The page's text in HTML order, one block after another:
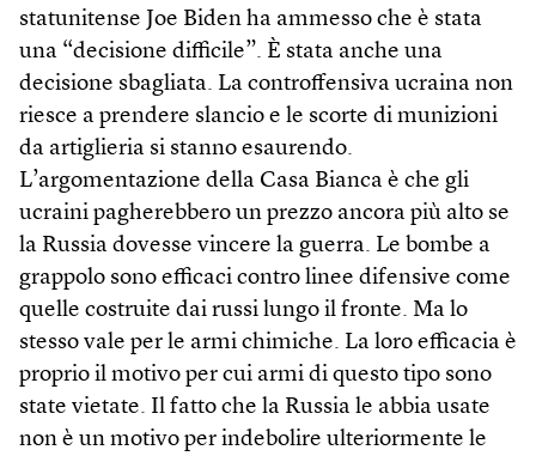
statunitense Joe Biden ha ammesso che è stata
una “decisione difficile”. È stata anche una
decisione sbagliata. La controffensiva ucraina non
riesce a prendere slancio e le scorte di munizioni
da artiglieria si stanno esaurendo.
L’argomentazione della Casa Bianca è che gli
ucraini pagherebbero un prezzo ancora più alto se
la Russia dovesse vincere la guerra. Le bombe a
grappolo sono efficaci contro linee difensive come
quelle costruite dai russi lungo il fronte. Ma lo
stesso vale per le armi chimiche. La loro efficacia è
proprio il motivo per cui armi di questo tipo sono
state vietate. Il fatto che la Russia le abbia usate
non è un motivo per indebolire ulteriormente le